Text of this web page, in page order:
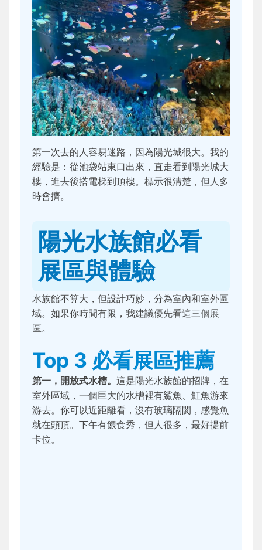
第一次去的人容易迷路，因為陽光城很大。我的
經驗是：從池袋站東口出來，直走看到陽光城大
樓，進去後搭電梯到頂樓。標示很清楚，但人多
時會擠。
陽光水族館必看
展區與體驗
水族館不算大，但設計巧妙，分為室內和室外區
域。如果你時間有限，我建議優先看這三個展
區。
Top 3 必看展區推薦
第一，開放式水槽。 這是陽光水族館的招牌，在
室外區域，一個巨大的水槽裡有鯊魚、魟魚游來
游去。你可以近距離看，沒有玻璃隔閡，感覺魚
就在頭頂。下午有餵食秀，但人很多，最好提前
卡位。